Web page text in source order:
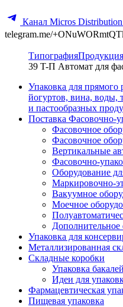
Канал Micros
telegram.me/
ТипографияПродукция
39 T-П Автомат для
Упаковка для прямого
йогуртов, вина, воды,
и пастообразных
Поставка Фасовочно-
Фасовочное
Фасовочное
Вертикальные
Фасовочно-
Оборудование
Маркировочно-
Вакуумное
Моечное
Дополнительное
Упаковка для
Металлизированная
Складные коробки
Упаковка
Идеи для
Фармацевтическая
Пищевая упаковка